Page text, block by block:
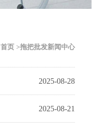
首页 >拖把批发新闻中心
2025-08-28
2025-08-21